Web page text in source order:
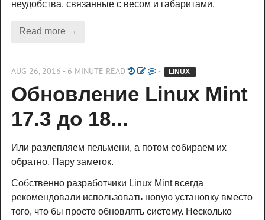
неудобства, связанные с весом и габаритами.
Read more →
AUG 26, 2016 - 6 MINUTE READ - LINUX
Обновление Linux Mint
17.3 до 18...
Или разлепляем пельмени, а потом собираем их
обратно. Пару заметок.
Собственно разработчики Linux Mint всегда
рекомендовали использовать новую установку вместо
того, что бы просто обновлять систему. Несколько